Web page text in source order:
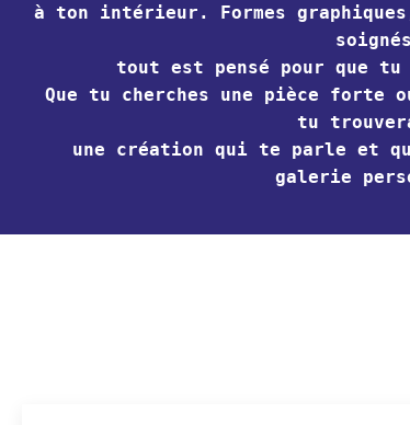
à ton intérieur. Formes
tout est pensé pour que
Que tu cherches une pièce forte
tu
une création qui te parle et
galerie